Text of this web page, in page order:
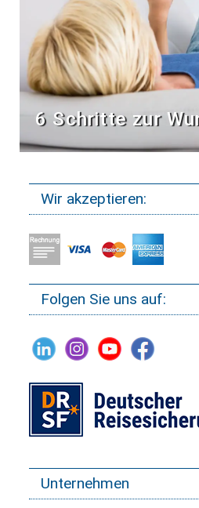
6 Schritte zur
Wir akzeptieren:
Folgen Sie uns auf:
Unternehmen